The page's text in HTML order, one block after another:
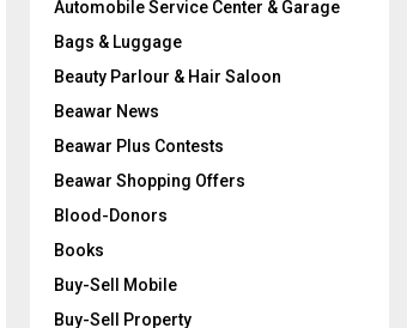
Automobile Service Center & Garage
Bags & Luggage
Beauty Parlour & Hair Saloon
Beawar News
Beawar Plus Contests
Beawar Shopping Offers
Blood-Donors
Books
Buy-Sell Mobile
Buy-Sell Property